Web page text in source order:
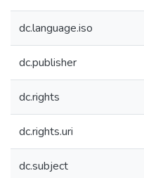
dc.language.iso
dc.publisher
dc.rights
dc.rights.uri
dc.subject